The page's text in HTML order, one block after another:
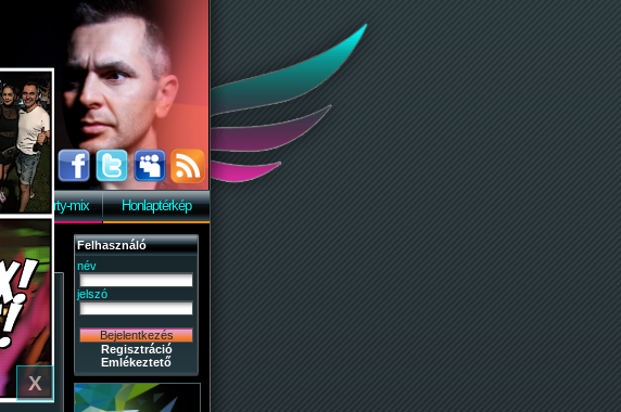
X
Party-mix Honlaptérkép
Felhasználó
név
jelszó
Regisztráció
Emlékeztető